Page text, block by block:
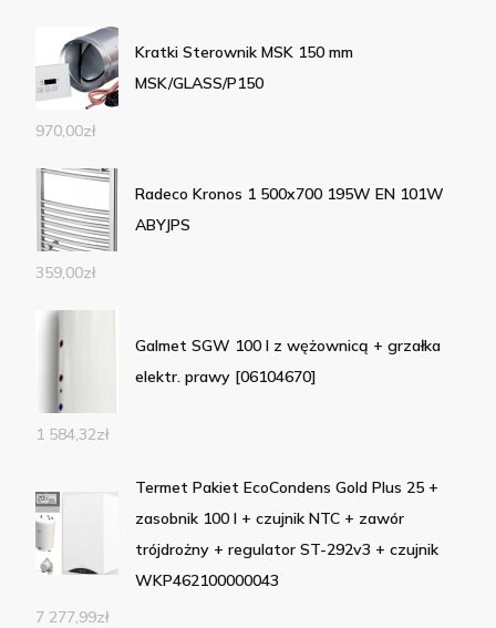
Kratki Sterownik MSK 150 mm
MSK/GLASS/P150
970,00zł
Radeco Kronos 1 500x700 195W EN 101W
ABYJPS
359,00zł
Galmet SGW 100 l z wężownicą + grzałka
elektr. prawy [06104670]
1 584,32zł
Termet Pakiet EcoCondens Gold Plus 25 +
zasobnik 100 l + czujnik NTC + zawór
trójdrożny + regulator ST-292v3 + czujnik
WKP462100000043
7 277,99zł